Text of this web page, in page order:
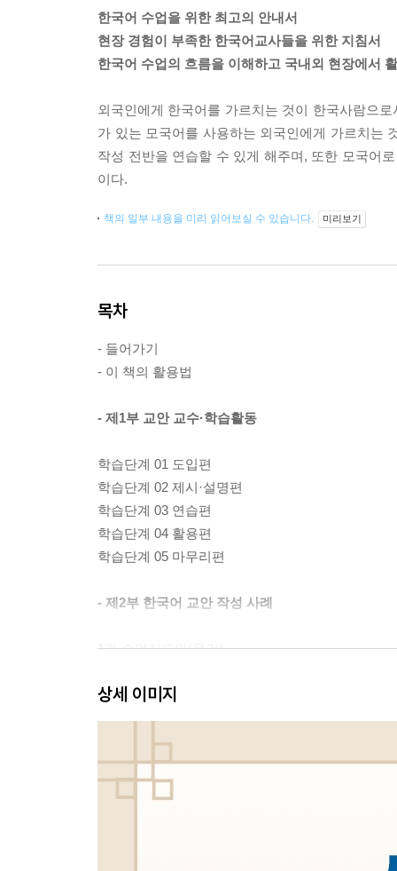
한국어 수업을 위한 최고의 안내서
현장 경험이 부족한 한국어교사들을 위한 지침서
한국어 수업의 흐름을 이해하고 국내외 현장에서
외국인에게 한국어를 가르치는 것이 한국사람으
가 있는 모국어를 사용하는 외국인에게 가르치는
작성 전반을 연습할 수 있게 해주며, 또한 모국어
이다.
책의 일부 내용을 미리 읽어보실 수 있습니다. 미리보기
목차
- 들어가기
- 이 책의 활용법
- 제1부 교안 교수·학습활동
학습단계 01 도입편
학습단계 02 제시·설명편
학습단계 03 연습편
학습단계 04 활용편
학습단계 05 마무리편
- 제2부 한국어 교안 작성 사례
1과 수업지도안(물건)
3과 수업지도안(주말계획)
4과 수업지도안(취미)
5과 수업지도안(직업)
6과 수업지도안(교통)
7과 수업지도안(시간1)
상세 이미지